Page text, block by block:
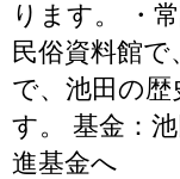
ります。 ・
民俗資料館で
で、池田の歴
す。 基金：
進基金へ